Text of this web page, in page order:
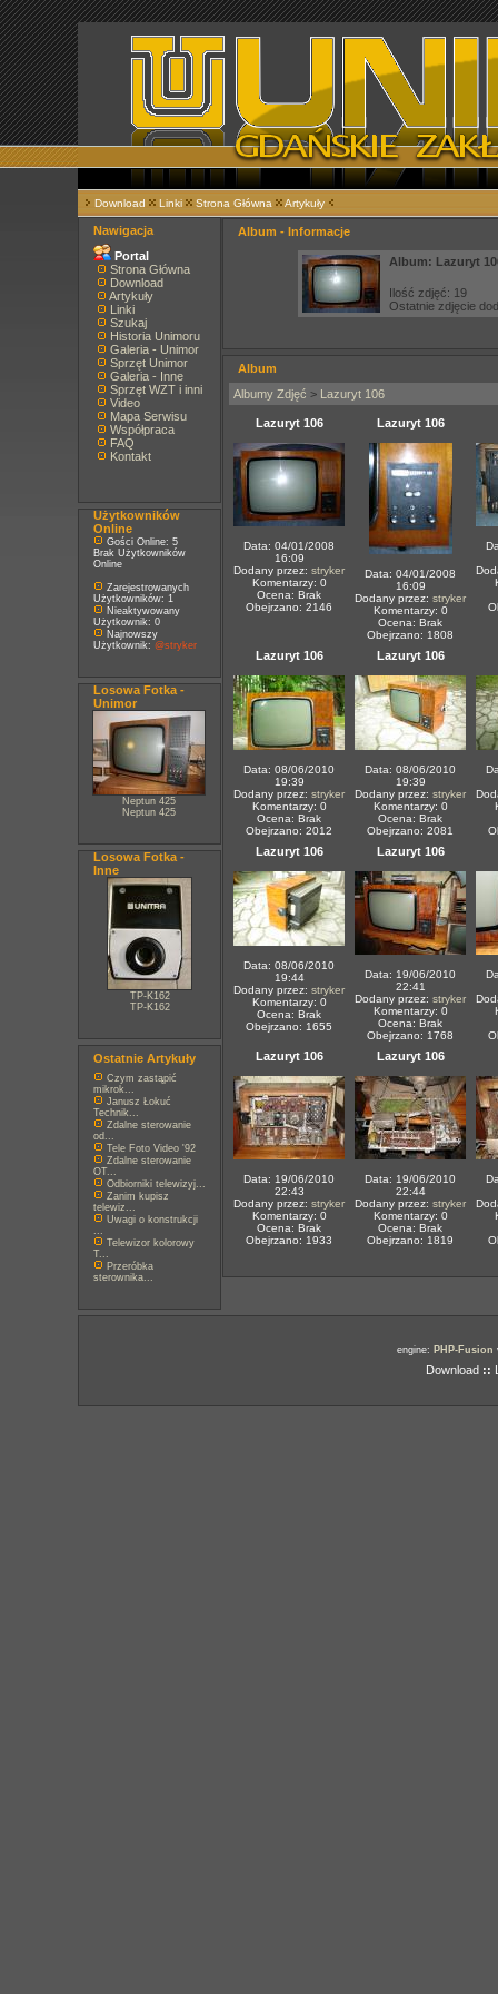
Download Linki Strona Główna Artykuły
Nawigacja
Portal
Strona Główna
Download
Artykuły
Linki
Szukaj
Historia Unimoru
Galeria - Unimor
Sprzęt Unimor
Galeria - Inne
Sprzęt WZT i inni
Video
Mapa Serwisu
Współpraca
FAQ
Kontakt
Użytkowników
Online
Gości Online: 5
Brak Użytkowników
Online
Zarejestrowanych
Użytkowników: 1
Nieaktywowany
Użytkownik: 0
Najnowszy
Użytkownik: @stryker
Losowa Fotka -
Unimor
Neptun 425
Neptun 425
Losowa Fotka -
Inne
TP-K162
TP-K162
Ostatnie Artykuły
Czym zastąpić
mikrok...
Janusz Łokuć
Technik...
Zdalne sterowanie
od...
Tele Foto Video '92
Zdalne sterowanie
OT...
Odbiorniki telewizyj...
Zanim kupisz
telewiz...
Uwagi o konstrukcji
...
Telewizor kolorowy
T...
Przeróbka
sterownika...
Album - Informacje
Album: Lazuryt
Ilość zdjęć: 19
Ostatnie zdjęcie
Album
Albumy Zdjęć > Lazuryt 106
Lazuryt 106
Data: 04/01/2008
16:09
Dodany przez: stryker
Komentarzy: 0
Ocena: Brak
Obejrzano: 2146
Lazuryt 106
Data: 04/01/2008
16:09
Dodany przez: stryker
Komentarzy: 0
Ocena: Brak
Obejrzano: 1808
Lazuryt 106
Data: 08/06/2010
19:39
Dodany przez: stryker
Komentarzy: 0
Ocena: Brak
Obejrzano: 2012
Lazuryt 106
Data: 08/06/2010
19:39
Dodany przez: stryker
Komentarzy: 0
Ocena: Brak
Obejrzano: 2081
Lazuryt 106
Data: 08/06/2010
19:44
Dodany przez: stryker
Komentarzy: 0
Ocena: Brak
Obejrzano: 1655
Lazuryt 106
Data: 19/06/2010
22:41
Dodany przez: stryker
Komentarzy: 0
Ocena: Brak
Obejrzano: 1768
Lazuryt 106
Data: 19/06/2010
22:43
Dodany przez: stryker
Komentarzy: 0
Ocena: Brak
Obejrzano: 1933
Lazuryt 106
Data: 19/06/2010
22:44
Dodany przez: stryker
Komentarzy: 0
Ocena: Brak
Obejrzano: 1819
engine: PHP-Fusion
Download ::